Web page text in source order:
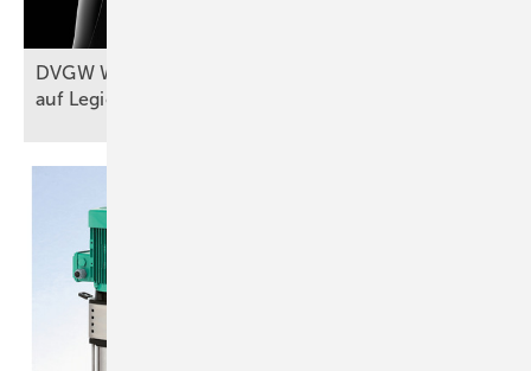
DVGW W 551-1 (A): Probennahmen
auf Legionellen im